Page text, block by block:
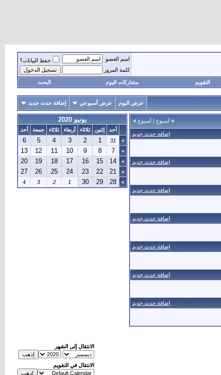
اسم العضو
حفظ البيانات؟
كلمة المرور
التقويم مشاركات اليوم البحث
عرض اليوم عرض أسبوعي إضافة حدث جديد
« أسبوع | أسبوع »
إضافة حدث جديد
إضافة حدث جديد
إضافة حدث جديد
إضافة حدث جديد
إضافة حدث جديد
إضافة حدث جديد
إضافة حدث جديد
يونيو 2020
أحد إثنين ثلاثاء أربعاء ثلاثاء جمعة
أحد
>
31
1
2
3
4
5
6
>
7
8
9
10
11
12
13
>
14
15
16
17
18
19
20
>
21
22
23
24
25
26
27
>
28
29
30
1
2
3
4
الانتقال إلى الشهر
الانتقال في التقويم